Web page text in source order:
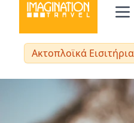
Ακτοπλοϊκά Εισιτήρια